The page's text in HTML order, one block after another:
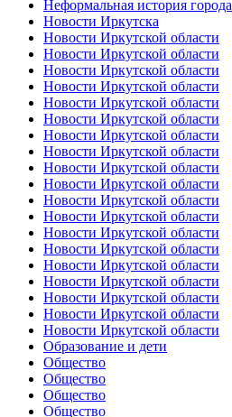
Неформальная история города
Новости Иркутска
Новости Иркутской области
Новости Иркутской области
Новости Иркутской области
Новости Иркутской области
Новости Иркутской области
Новости Иркутской области
Новости Иркутской области
Новости Иркутской области
Новости Иркутской области
Новости Иркутской области
Новости Иркутской области
Новости Иркутской области
Новости Иркутской области
Новости Иркутской области
Новости Иркутской области
Новости Иркутской области
Новости Иркутской области
Новости Иркутской области
Новости Иркутской области
Образование и дети
Общество
Общество
Общество
Общество